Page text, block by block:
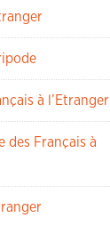
à l’Etranger
des Français à